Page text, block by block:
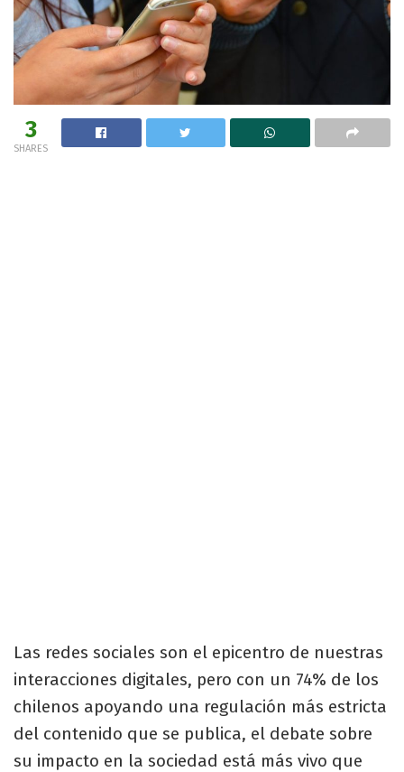
3
SHARES
Las redes sociales son el epicentro de nuestras
interacciones digitales, pero con un 74% de los
chilenos apoyando una regulación más estricta
del contenido que se publica, el debate sobre
su impacto en la sociedad está más vivo que